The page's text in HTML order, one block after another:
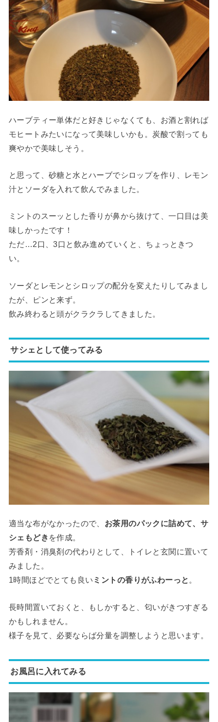
ハーブティー単体だと好きじゃなくても、お酒と割れば
モヒートみたいになって美味しいかも。炭酸で割っても
爽やかで美味しそう。
と思って、砂糖と水とハーブでシロップを作り、レモン
汁とソーダを入れて飲んでみました。
ミントのスーッとした香りが鼻から抜けて、一口目は美
味しかったです！
ただ…2口、3口と飲み進めていくと、ちょっときつ
い。
ソーダとレモンとシロップの配分を変えたりしてみまし
たが、ピンと来ず。
飲み終わると頭がクラクラしてきました。
サシェとして使ってみる
適当な布がなかったので、 お茶用のパックに詰めて、サ
シェもどき を作成。
芳香剤・消臭剤の代わりとして、トイレと玄関に置いて
みました。
1時間ほどでとても良い ミントの香りがふわーっと 。
長時間置いておくと、もしかすると、匂いがきつすぎる
かもしれません。
様子を見て、必要ならば分量を調整しようと思います。
お風呂に入れてみる